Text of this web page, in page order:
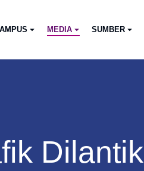
MEDIA SUMBER
Dilantik